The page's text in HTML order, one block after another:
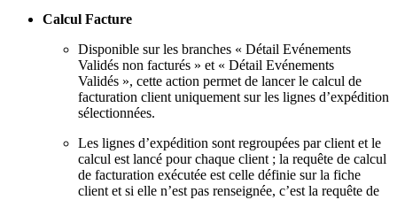
Calcul Facture
Disponible sur les branches « Détail Evénements
Validés non facturés » et « Détail Evénements
Validés », cette action permet de lancer le calcul de
facturation client uniquement sur les lignes d’expédition
sélectionnées.
Les lignes d’expédition sont regroupées par client et le
calcul est lancé pour chaque client ; la requête de calcul
de facturation exécutée est celle définie sur la fiche
client et si elle n’est pas renseignée, c’est la requête de